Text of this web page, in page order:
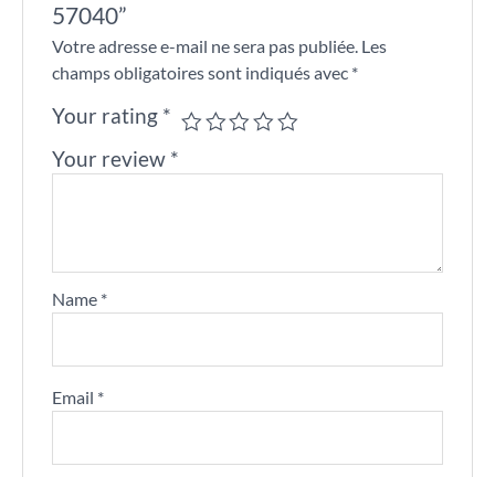
57040”
Votre adresse e-mail ne sera pas publiée. Les
champs obligatoires sont indiqués avec *
Your rating *
Your review *
Name *
Email *